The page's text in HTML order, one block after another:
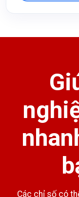
Các chỉ số có